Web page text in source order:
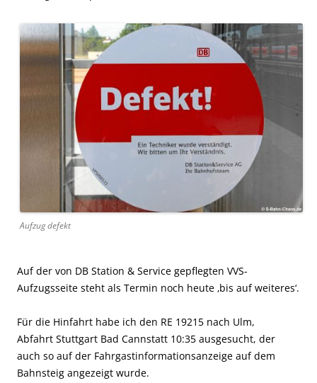
Aufzug defekt
Auf der von DB Station & Service gepflegten VVS-
Aufzugsseite steht als Termin noch heute ‚bis auf weiteres‘.
Für die Hinfahrt habe ich den RE 19215 nach Ulm,
Abfahrt Stuttgart Bad Cannstatt 10:35 ausgesucht, der
auch so auf der Fahrgastinformationsanzeige auf dem
Bahnsteig angezeigt wurde.